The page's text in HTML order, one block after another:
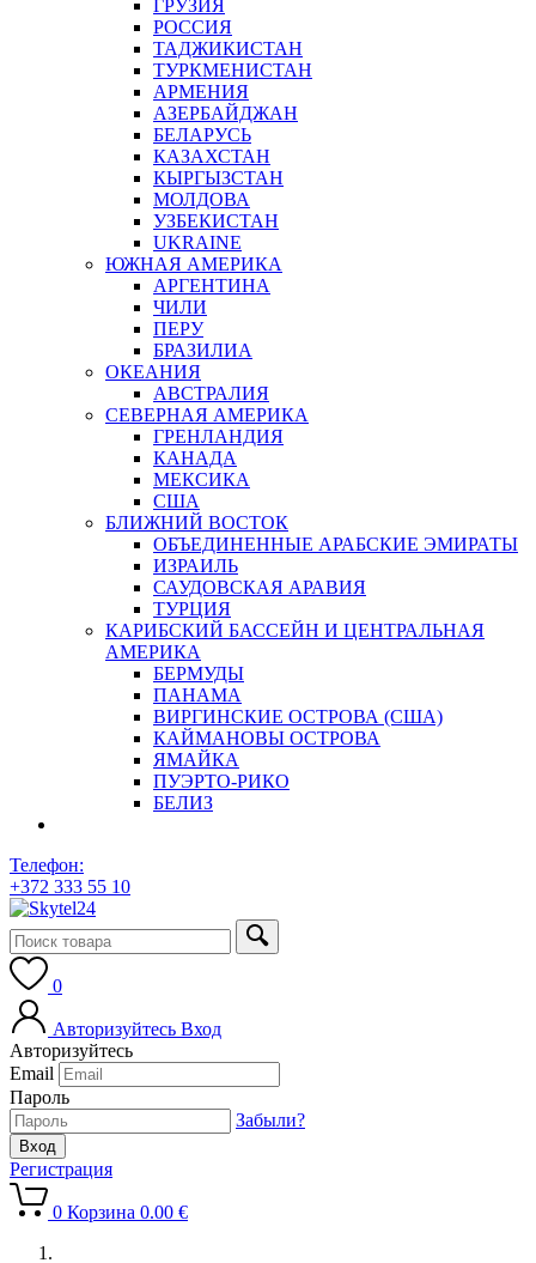
ГРУЗИЯ
РОССИЯ
ТАДЖИКИСТАН
ТУРКМЕНИСТАН
АРМЕНИЯ
АЗЕРБАЙДЖАН
БЕЛАРУСЬ
КАЗАХСТАН
КЫРГЫЗСТАН
МОЛДОВА
УЗБЕКИСТАН
UKRAINE
ЮЖНАЯ АМЕРИКА
АРГЕНТИНА
ЧИЛИ
ПЕРУ
БРАЗИЛИА
ОКЕАНИЯ
АВСТРАЛИЯ
СЕВЕРНАЯ АМЕРИКА
ГРЕНЛАНДИЯ
КАНАДА
МЕКСИКА
США
БЛИЖНИЙ ВОСТОК
ОБЪЕДИНЕННЫЕ АРАБСКИЕ ЭМИРАТЫ
ИЗРАИЛЬ
САУДОВСКАЯ АРАВИЯ
ТУРЦИЯ
КАРИБСКИЙ БАССЕЙН И ЦЕНТРАЛЬНАЯ
АМЕРИКА
БЕРМУДЫ
ПАНАМА
ВИРГИНСКИЕ ОСТРОВА (США)
КАЙМАНОВЫ ОСТРОВА
ЯМАЙКА
ПУЭРТО-РИКО
БЕЛИЗ
Телефон:
+372 333 55 10
0
Авторизуйтесь Вход
Авторизуйтесь
Email
Пароль
Забыли?
Регистрация
0 Корзина 0.00 €